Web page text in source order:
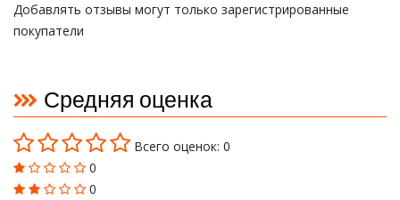
Добавлять отзывы могут только зарегистрированные
покупатели
Средняя оценка
Всего оценок: 0
0
0